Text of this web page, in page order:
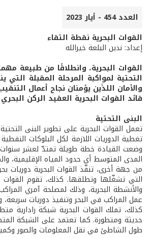
العدد 454 - أيار 2023
القوات البحرية نقطة التقاء
إعداد: ندين البلعة خيرالله
القوات البحرية، وانطلاقًا من طبيعة
التحتية لمواكبة المرحلة المقبلة
والأمان اللذَين يؤمنان نجاح أعمال
قائد القوات البحرية العقيد الركن
البنى التحتية
تعمل القوات البحرية على تطوير البنى
تغطية الدوريات اللازمة لكل البلوكات
وضعت القيادة خطة طويلة تمتدّ لعشر
المدى المتوسط أي حدود المياه الإقليمية، والمياه
من جهة أخرى، تنفّذ القوات البحرية دوريات
التي تشغّلها وتطلقها. كذلك، تقوم القوات
والأنشطة البحرية، وذلك لمصلحة آمري
عمل المراكب في البحر وتنفيذ دوريات سريعة،
كذلك، تملك القوات البحرية شبكة
حديثة ومتطورة. كما تعتمد على الشبكة
طول الشاطئ في نقل المعلومات والصور